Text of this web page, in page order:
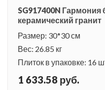
SG917400N Гармония
керамический гранит
Размер: 30*30 см
Вес: 26.85 кг
Плиток в упаковке: 16
1 633.58 руб.